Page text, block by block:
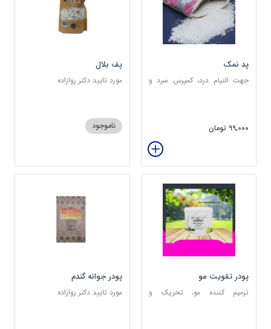
پد نمک
جهت التیام درد، کمپرس سرد و
99,000 تومان
پف بلال
مورد تایید دکتر روازاده
ناموجود
پودر تقویت مو
ترمیم کننده مو، تحریک و
پودر جوانه گندم
مورد تایید دکتر روازاده